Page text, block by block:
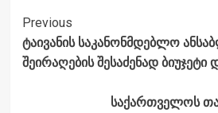
Post
Navigation
Previous
ტაივანის საკანონმდებლო
შეირაღების შესაძენად ბიუჯეტი
საქართველოს